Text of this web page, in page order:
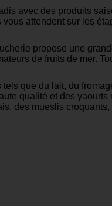
avec des produits
attendent sur les
propose une
de fruits de mer.
que du lait, du
qualité et des
des mueslis